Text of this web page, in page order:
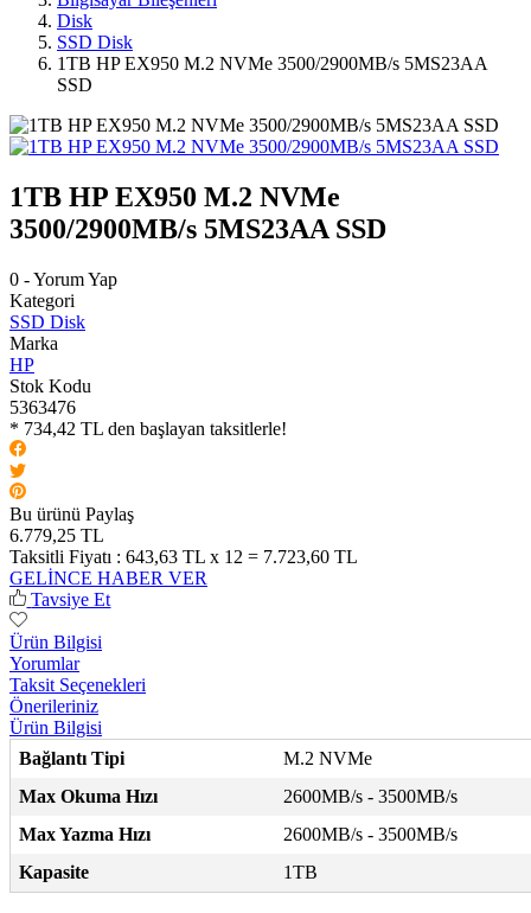
Disk
SSD Disk
1TB HP EX950 M.2 NVMe 3500/2900MB/s 5MS23AA
SSD
1TB HP EX950 M.2 NVMe
3500/2900MB/s 5MS23AA SSD
0 - Yorum Yap
Kategori
SSD Disk
Marka
HP
Stok Kodu
5363476
* 734,42 TL den başlayan taksitlerle!
Bu ürünü Paylaş
6.779,25 TL
Taksitli Fiyatı : 643,63 TL x 12 = 7.723,60 TL
GELİNCE HABER VER
Tavsiye Et
Ürün Bilgisi
Yorumlar
Taksit Seçenekleri
Önerileriniz
Ürün Bilgisi
Bağlantı Tipi
M.2 NVMe
Max Okuma Hızı
2600MB/s - 3500MB/s
Max Yazma Hızı
2600MB/s - 3500MB/s
Kapasite
1TB